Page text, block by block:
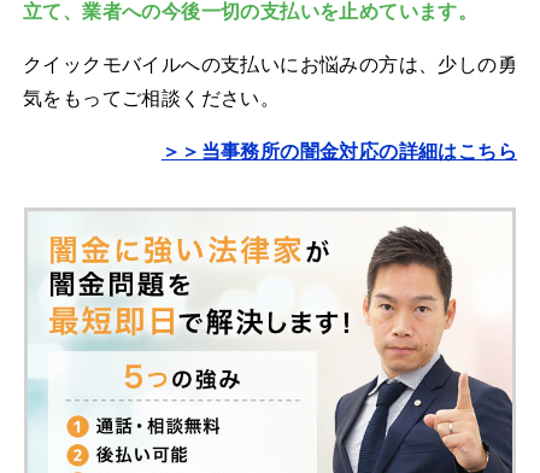
立て、業者への今後一切の支払いを止めています。
クイックモバイルへの支払いにお悩みの方は、少しの勇
気をもってご相談ください。
＞＞当事務所の闇金対応の詳細はこちら